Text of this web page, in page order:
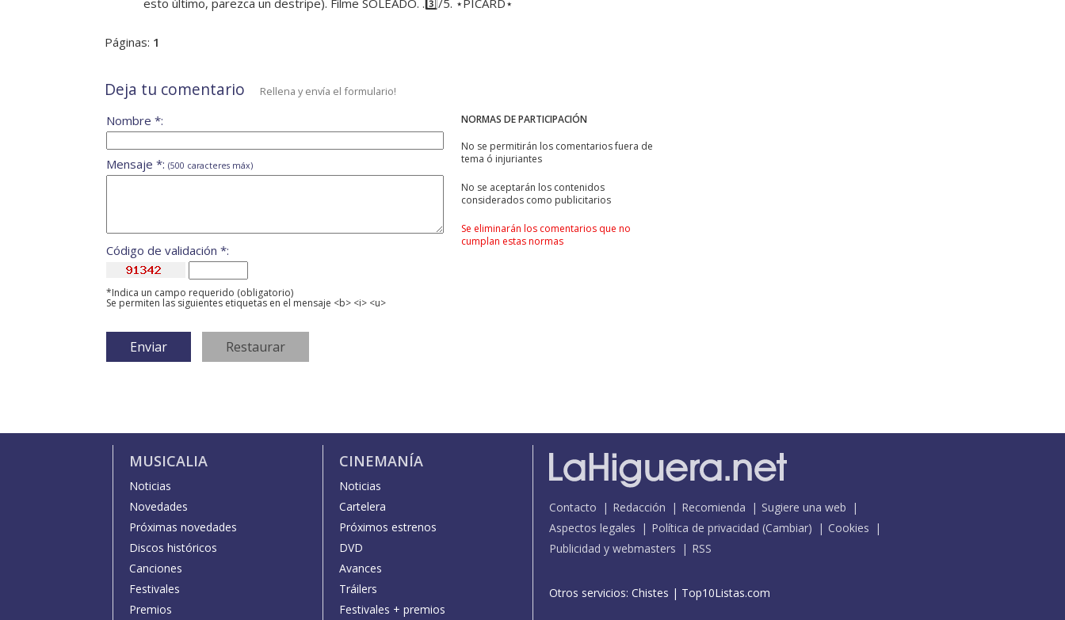
esto último, parezca un destripe). Filme SOLEADO. .3️⃣/5. ⋆PICARD⋆
Páginas: 1
Deja tu comentario Rellena y envía el formulario!
NORMAS DE PARTICIPACIÓN
No se permitirán los comentarios fuera de
tema ó injuriantes
No se aceptarán los contenidos
considerados como publicitarios
Se eliminarán los comentarios que no
cumplan estas normas
Nombre *:
Mensaje *: (500 caracteres máx)
Código de validación *:
*Indica un campo requerido (obligatorio)
Se permiten las siguientes etiquetas en el mensaje <b> <i> <u>
MUSICALIA
Noticias
Novedades
Próximas novedades
Discos históricos
Canciones
Festivales
Premios
CINEMANÍA
Noticias
Cartelera
Próximos estrenos
DVD
Avances
Tráilers
Festivales + premios
Contacto Redacción Recomienda
Sugiere una web
Aspectos legales
Política de privacidad (Cambiar)
Cookies
Publicidad y webmasters
RSS
Otros servicios: Chistes | Top10Listas.com